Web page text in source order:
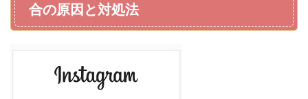
合の原因と対処法